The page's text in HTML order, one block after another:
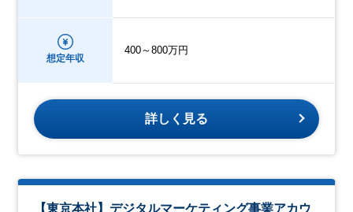
想定年収
400～800万円
詳しく見る
【東京本社】デジタルマーケティング事業アカウ